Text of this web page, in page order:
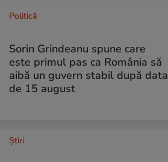
Politică
Sorin Grindeanu spune care
este primul pas ca România să
aibă un guvern stabil după data
de 15 august
Ştiri